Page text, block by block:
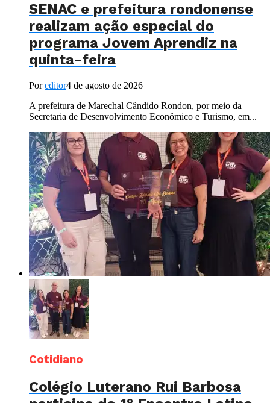
SENAC e prefeitura rondonense
realizam ação especial do
programa Jovem Aprendiz na
quinta-feira
Poreditor4 de agosto de 2026
A prefeitura de Marechal Cândido Rondon, por meio da
Secretaria de Desenvolvimento Econômico e Turismo, em...
Cotidiano
Colégio Luterano Rui Barbosa